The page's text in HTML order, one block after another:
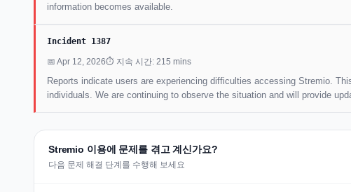
information becomes available.
Incident 1387
📅 Apr 12, 2026⏱ 지속 시간: 215 mins
Reports indicate users are experiencing difficulties accessing Stremio.
individuals. We are continuing to observe the situation and will provide
Stremio 이용에 문제를 겪고 계신가요?
다음 문제 해결 단계를 수행해 보세요